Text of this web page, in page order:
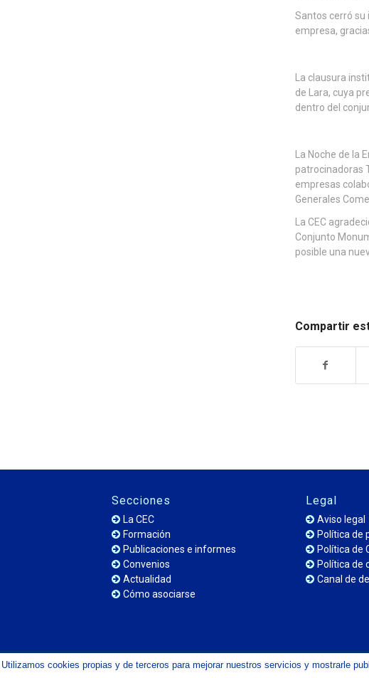
Santos cerró su
empresa,
La clausura
de Lara, cuya
dentro del
La Noche de la
patrocinadoras
empresas
Generales
La CEC
Conjunto
posible una
Compartir
Secciones
La CEC
Formación
Publicaciones e informes
Convenios
Actualidad
Cómo asociarse
Legal
Aviso legal
Política de
Política de
Política de
Canal de
Utilizamos cookies propias y de terceros para mejorar nuestros servicios y mostrarle